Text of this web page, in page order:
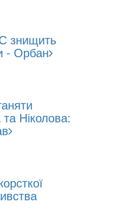
ситуації в
знищить
- Орбан
Ніколова: